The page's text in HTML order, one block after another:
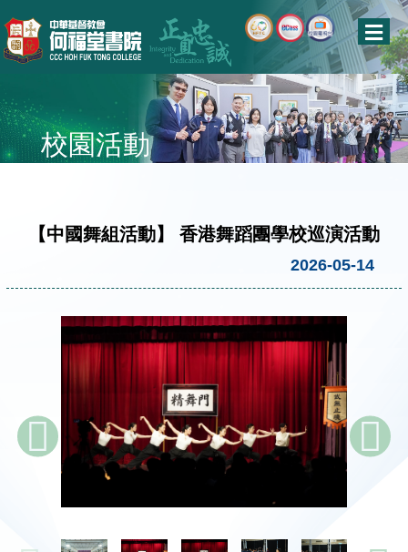
校園活動
【中國舞組活動】 香港舞蹈團學校巡演活動
2026-05-14